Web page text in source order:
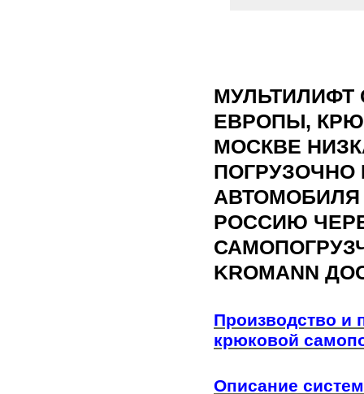
МУЛЬТИЛИФТ
ЕВРОПЫ,
МОСКВЕ
ПОГРУЗОЧНО
АВТОМОБИЛЯ
РОССИЮ
KROMANN
Производство и
крюковой
Описание